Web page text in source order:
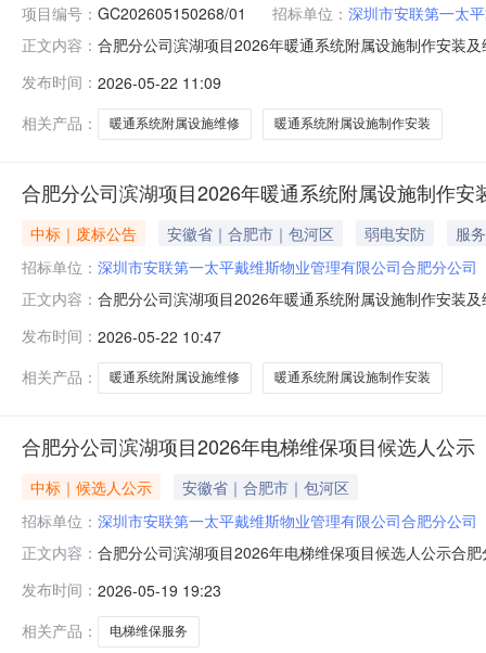
项目编号： GC202605150268/01 招标单位： 深圳市安联第一太
正文内容： 合肥分公司滨湖项目2026年暖通系统附属设施制作安装
项目2026年暖通系统附属设施制作安装及维修项目流标
发布时间： 2026-05-22 11:09
相关产品：
暖通系统附属设施维修 暖通系统附属设施制作安装
合肥分公司滨湖项目2026年暖通系统附属设施制作安
中标｜废标公告 安徽省｜合肥市｜包河区 弱电安防
服务
招标单位： 深圳市安联第一太平戴维斯物业管理有限公司合肥分公司
正文内容： 合肥分公司滨湖项目2026年暖通系统附属设施制作安装
人对上述结果有异议的，应当在公示期内以书面形式向
人：胡工电话：0551-68
发布时间： 2026-05-22 10:47
相关产品：
暖通系统附属设施维修 暖通系统附属设施制作安装
合肥分公司滨湖项目2026年电梯维保项目候选人公示
中标｜候选人公示
安徽省｜合肥市｜包河区
招标单位： 深圳市安联第一太平戴维斯物业管理有限公司合肥分公司
正文内容： 合肥分公司滨湖项目2026年电梯维保项目候选人公示合
限公司二、文件否决情况：蒂升电梯（中国）有限公司
期内以书面形式向采
发布时间： 2026-05-19 19:23
相关产品：
电梯维保服务